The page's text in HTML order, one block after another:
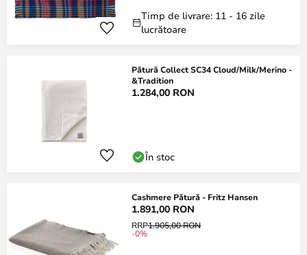
Timp de livrare: 11 - 16 zile
lucrătoare
Pătură Collect SC34 Cloud/Milk/Merino -
&Tradition
1.284,00 RON
În stoc
Cashmere Pătură - Fritz Hansen
1.891,00 RON
RRP1.905,00 RON
-0%